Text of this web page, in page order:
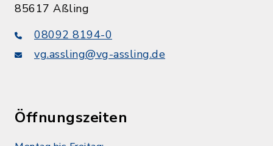
85617 Aßling
08092 8194-0
vg.assling@vg-assling.de
Öffnungszeiten